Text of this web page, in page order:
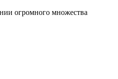
огромного множества